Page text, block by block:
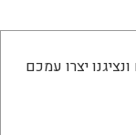
יצרו עמכם